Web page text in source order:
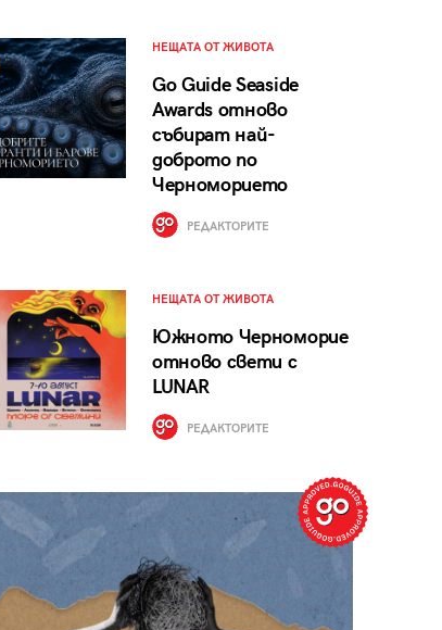
НЕЩАТА ОТ ЖИВОТА
Go Guide Seaside
Awards отново
събират най-
доброто по
Черноморието
РЕДАКТОРИТЕ
НЕЩАТА ОТ ЖИВОТА
Южното Черноморие
отново свети с
LUNAR
РЕДАКТОРИТЕ